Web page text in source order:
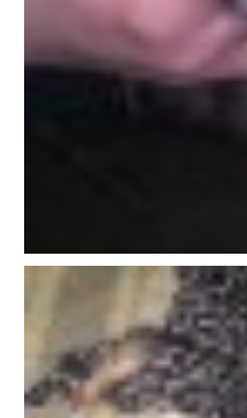
PÉČE O FRETKU
NEMOCI FRETEK
JAK FRETKA BYDLÍ